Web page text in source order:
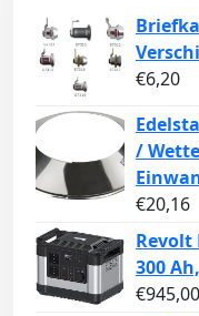
€6,20
/
€20,16
Revolt
300
€945,00